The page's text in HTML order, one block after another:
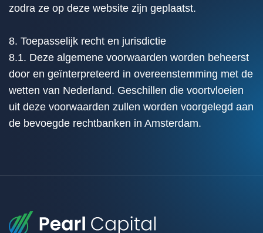
zodra ze op deze website zijn geplaatst.
8. Toepasselijk recht en jurisdictie
8.1. Deze algemene voorwaarden worden beheerst
door en geïnterpreteerd in overeenstemming met de
wetten van Nederland. Geschillen die voortvloeien
uit deze voorwaarden zullen worden voorgelegd aan
de bevoegde rechtbanken in Amsterdam.